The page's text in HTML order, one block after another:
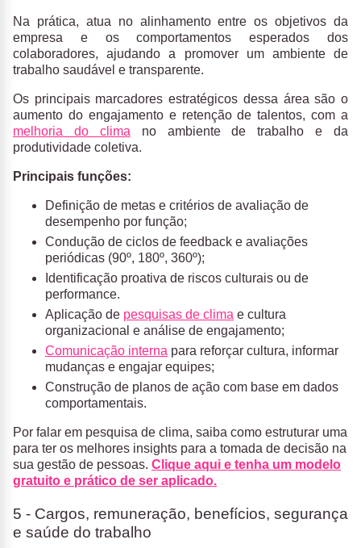
Na prática, atua no alinhamento entre os objetivos da
empresa e os comportamentos esperados dos
colaboradores, ajudando a promover um ambiente de
trabalho saudável e transparente.
Os principais marcadores estratégicos dessa área são o
aumento do engajamento e retenção de talentos, com a
melhoria do clima no ambiente de trabalho e da
produtividade coletiva.
Principais funções:
Definição de metas e critérios de avaliação de
desempenho por função;
Condução de ciclos de feedback e avaliações
periódicas (90º, 180º, 360º);
Identificação proativa de riscos culturais ou de
performance.
Aplicação de pesquisas de clima e cultura
organizacional e análise de engajamento;
Comunicação interna para reforçar cultura, informar
mudanças e engajar equipes;
Construção de planos de ação com base em dados
comportamentais.
Por falar em pesquisa de clima, saiba como estruturar uma
para ter os melhores insights para a tomada de decisão na
sua gestão de pessoas. Clique aqui e tenha um modelo
gratuito e prático de ser aplicado.
5 - Cargos, remuneração, benefícios, segurança
e saúde do trabalho